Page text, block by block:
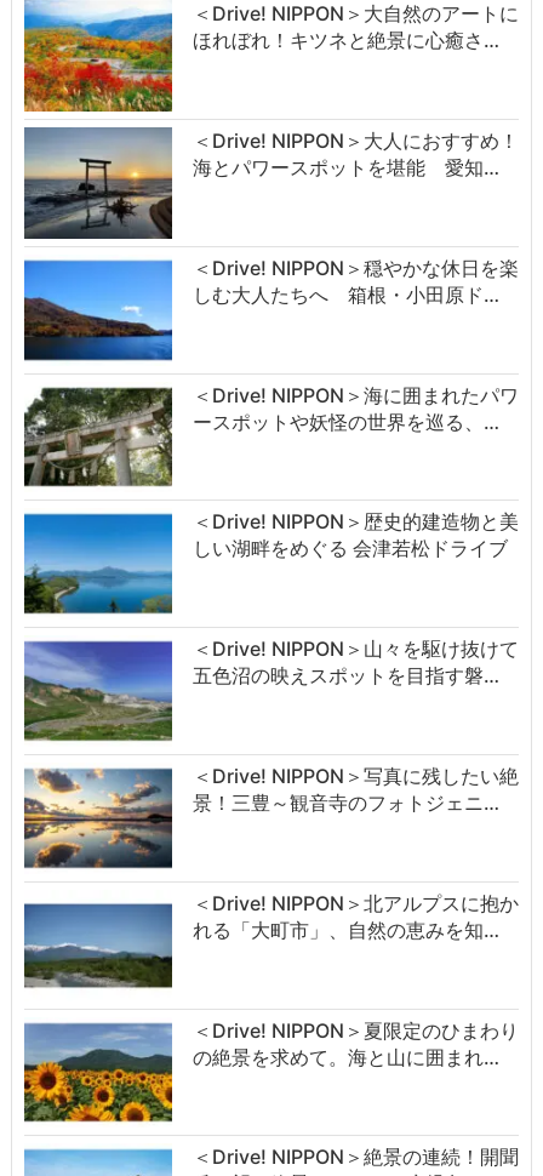
＜Drive! NIPPON＞大自然のアートに
ほれぼれ！キツネと絶景に心癒さ…
＜Drive! NIPPON＞大人におすすめ！
海とパワースポットを堪能 愛知…
＜Drive! NIPPON＞穏やかな休日を楽
しむ大人たちへ 箱根・小田原ド…
＜Drive! NIPPON＞海に囲まれたパワ
ースポットや妖怪の世界を巡る、…
＜Drive! NIPPON＞歴史的建造物と美
しい湖畔をめぐる 会津若松ドライブ
＜Drive! NIPPON＞山々を駆け抜けて
五色沼の映えスポットを目指す磐…
＜Drive! NIPPON＞写真に残したい絶
景！三豊～観音寺のフォトジェニ…
＜Drive! NIPPON＞北アルプスに抱か
れる「大町市」、自然の恵みを知…
＜Drive! NIPPON＞夏限定のひまわり
の絶景を求めて。海と山に囲まれ…
＜Drive! NIPPON＞絶景の連続！開聞